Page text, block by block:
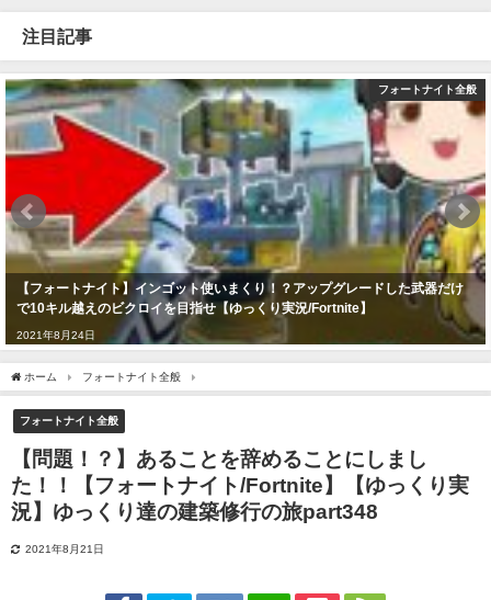
注目記事
フォートナイト全般
【フォートナイト】インゴット使いまくり！？アップグレードした武器だけ
で10キル越えのビクロイを目指せ【ゆっくり実況/Fortnite】
2021年8月24日
ホーム フォートナイト全般
フォートナイト全般
【問題！？】あることを辞めることにしまし
た！！【フォートナイト/Fortnite】【ゆっくり実
況】ゆっくり達の建築修行の旅part348
2021年8月21日